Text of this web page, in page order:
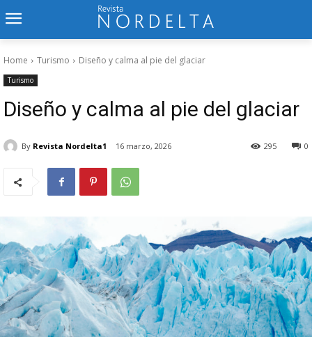
Home Turismo Diseño y calma al pie del glaciar
Turismo
Diseño y calma al pie del glaciar
By Revista Nordelta1 16 marzo, 2026 0
295